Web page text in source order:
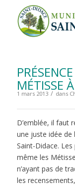
MÉTISSE
1 mars 2013 / dans
D’emblée, il faut
une juste idée de
Saint-Didace.
même les
n’ayant pas de
les